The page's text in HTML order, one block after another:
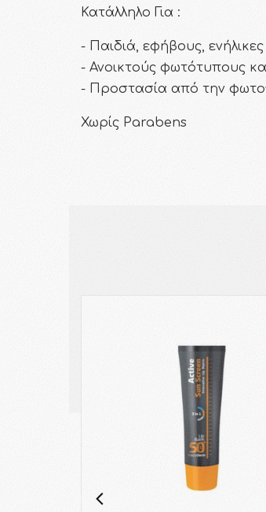
Κατάλληλο Για :
- Παιδιά, εφήβους, ενήλικες
- Ανοικτούς φωτότυπους
- Προστασία από την
Χωρίς Parabens